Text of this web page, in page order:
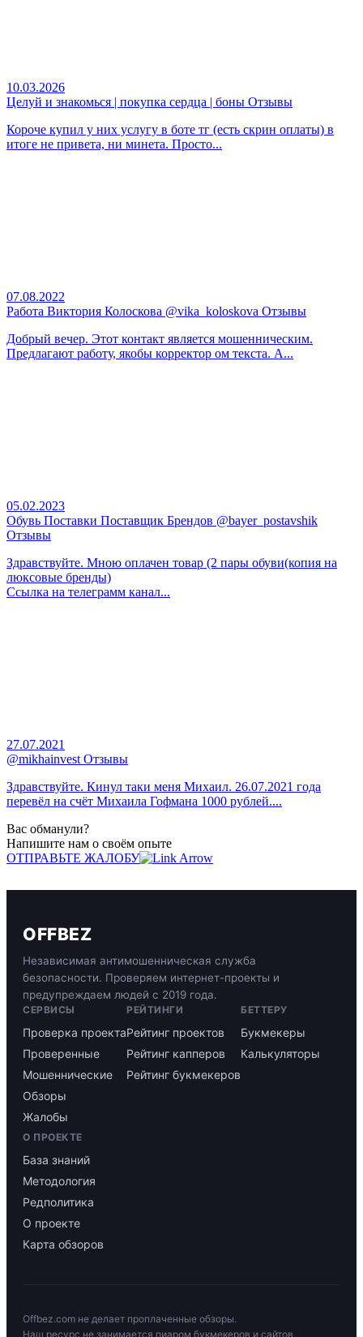
10.03.2026
Целуй и знакомься | покупка сердца | боны Отзывы
Короче купил у них услугу в боте тг (есть скрин оплаты) в
итоге не привета, ни минета. Просто...
07.08.2022
Работа Виктория Колоскова @vika_koloskova Отзывы
Добрый вечер. Этот контакт является мошенническим.
Предлагают работу, якобы корректор ом текста. А...
05.02.2023
Обувь Поставки Поставщик Брендов @bayer_postavshik
Отзывы
Здравствуйте. Мною оплачен товар (2 пары обуви(копия на
люксовые бренды)
Ссылка на телеграмм канал...
27.07.2021
@mikhainvest Отзывы
Здравствуйте. Кинул таки меня Михаил. 26.07.2021 года
перевёл на счёт Михаила Гофмана 1000 рублей....
Вас обманули?
Напишите нам о своём опыте
ОТПРАВЬТЕ ЖАЛОБУ
OFFBEZ
Независимая антимошенническая служба
безопасности. Проверяем интернет-проекты и
предупреждаем людей с 2019 года.
СЕРВИСЫ
Проверка проекта
Проверенные
Мошеннические
Обзоры
Жалобы
РЕЙТИНГИ
Рейтинг проектов
Рейтинг капперов
Рейтинг букмекеров
БЕТТЕРУ
Букмекеры
Калькуляторы
О ПРОЕКТЕ
База знаний
Методология
Редполитика
О проекте
Карта обзоров
Offbez.com не делает проплаченные обзоры.
Наш ресурс не занимается пиаром букмекеров и сайтов,